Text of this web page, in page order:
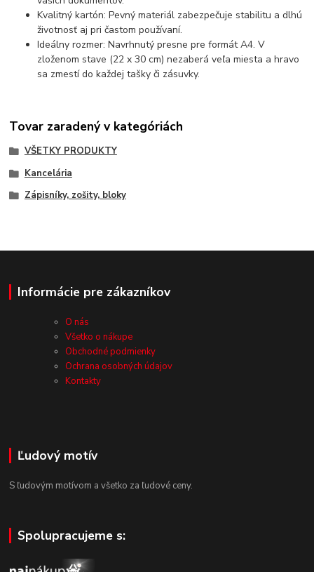
Kvalitný kartón: Pevný materiál zabezpečuje stabilitu a dlhú
životnosť aj pri častom používaní.
Ideálny rozmer: Navrhnutý presne pre formát A4. V
zloženom stave (22 x 30 cm) nezaberá veľa miesta a hravo
sa zmestí do každej tašky či zásuvky.
Tovar zaradený v kategóriách
VŠETKY PRODUKTY
Kancelária
Zápisníky, zošity, bloky
Informácie pre zákazníkov
O nás
Všetko o nákupe
Obchodné podmienky
Ochrana osobných údajov
Kontakty
Ľudový motív
S ľudovým motívom a všetko za ľudové ceny.
Spolupracujeme s: